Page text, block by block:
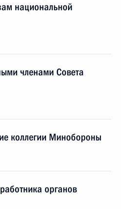
национальной
членами Совета
коллегии Минобороны
органов